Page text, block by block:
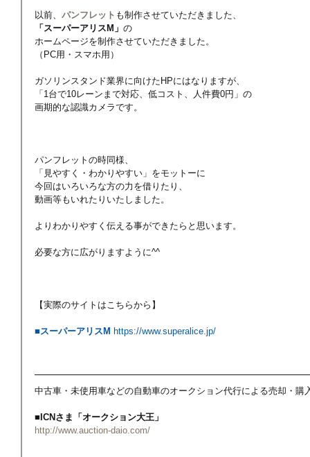
以前、 パンフレット も制作させていただきました、
「スーパーアリスM」 の
ホームページを制作させていただきました。
（PC用・スマホ用）
ガソリンスタンド業界に向けたHPにはなりますが、
「1台で10レーンまで対応、低コスト、人件費0円」の
画期的な認識カメラです。
パンフレットの時同様、
「見やすく・わかりやすい」をモットーに
今回はいろいろな方の力を借りたり、
動画等もいれたりいたしました。
よりわかりやすく伝える事ができたらと思います。
必要な方に広がりますように^^
【実際のサイトはこちらから】
■スーパーアリスM https://www.superalice.jp/
中古車・未使用車などの自動車のオークション代行による売却・購
■ICNさま「オークション大王」
http://www.auction-daio.com/